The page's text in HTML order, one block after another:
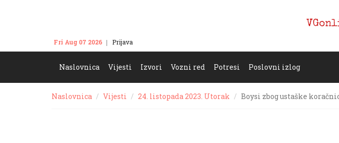
Fri Aug 07 2026 Prijava
Naslovnica Vijesti Izvori Vozni red Potresi Poslovni izlog
Naslovnica Vijesti 24. listopada 2023. Utorak Boysi zbog ustaške